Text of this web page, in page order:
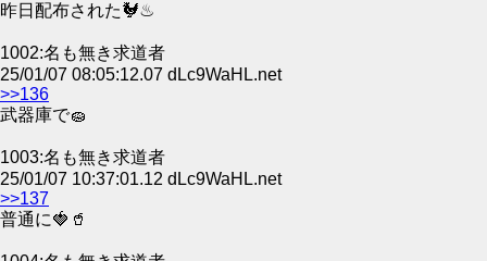
昨日配布された🐓♨
1002:名も無き求道者
25/01/07 08:05:12.07 dLc9WaHL.net
>>136
武器庫で🧽
1003:名も無き求道者
25/01/07 10:37:01.12 dLc9WaHL.net
>>137
普通に🍓🥤